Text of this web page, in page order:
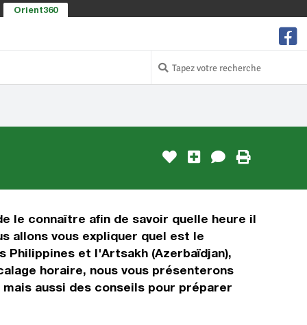
Orient360
le connaître afin de savoir quelle heure il
allons vous expliquer quel est le
et l'Artsakh (Azerbaïdjan),
horaire, nous vous présenterons
aussi des conseils pour préparer